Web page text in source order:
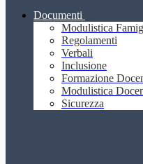
Documenti
Modulistica
Regolamenti
Verbali
Inclusione
Formazione
Modulistica
Sicurezza